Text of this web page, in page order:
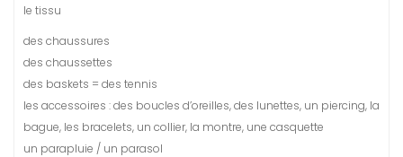
le tissu
des chaussures
des chaussettes
des baskets = des tennis
les accessoires : des boucles d’oreilles, des lunettes, un piercing, la
bague, les bracelets, un collier, la montre, une casquette
un parapluie / un parasol